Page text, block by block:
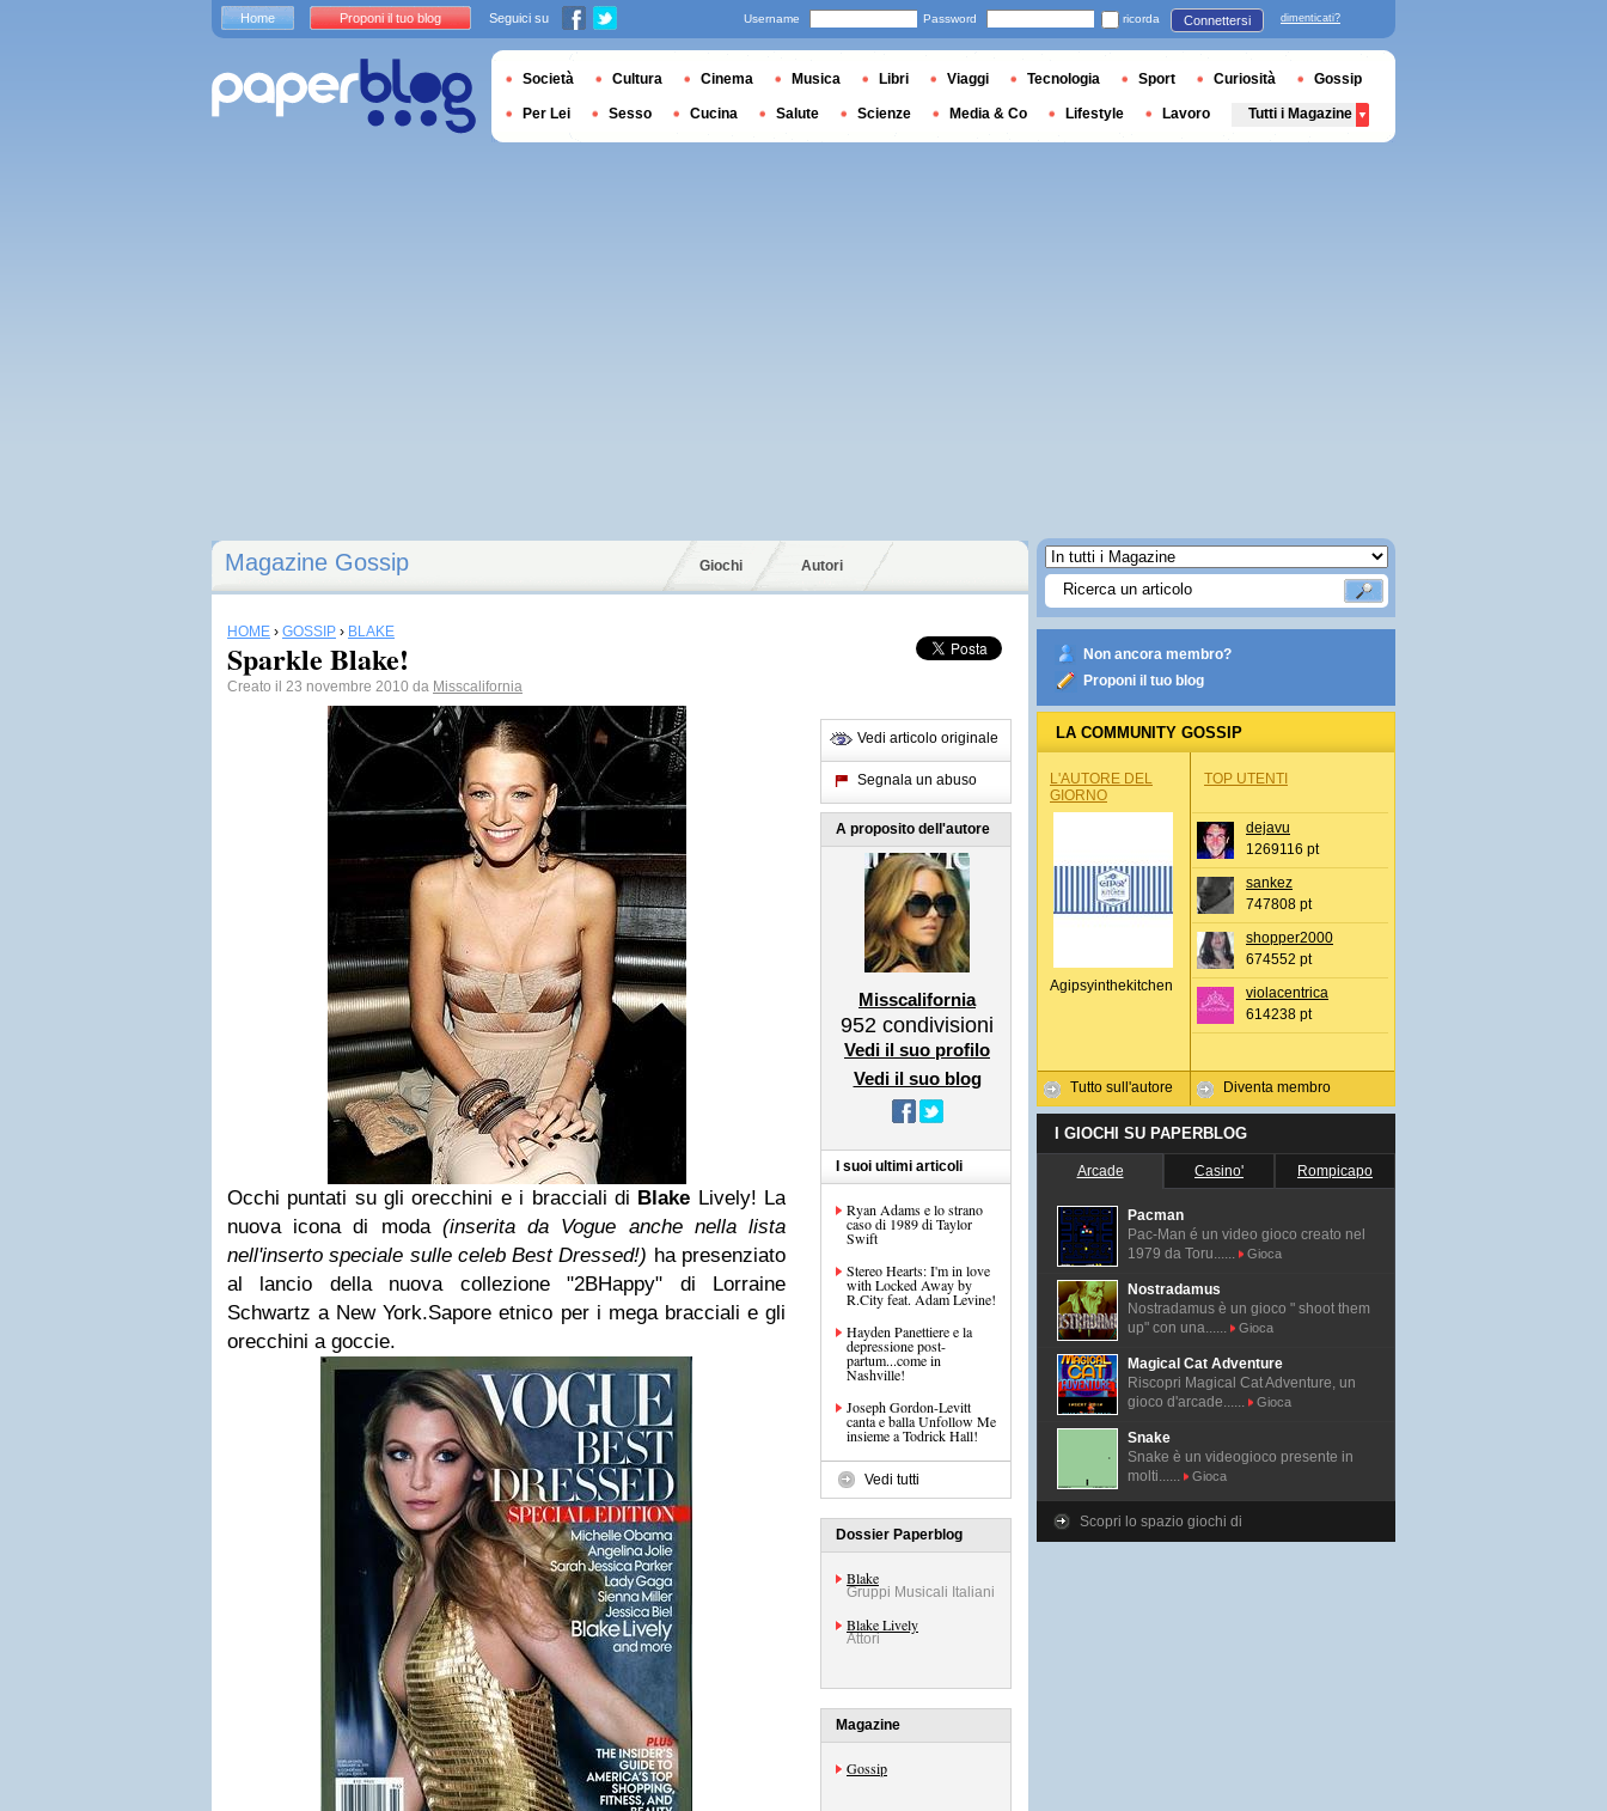
Magazine Gossip Giochi Autori
HOME › GOSSIP › BLAKE
Sparkle Blake!
Creato il 23 novembre 2010 da Misscalifornia
Occhi puntati su gli orecchini e i bracciali di Blake Lively! La
nuova icona di moda (inserita da Vogue anche nella lista
nell'inserto speciale sulle celebBest Dressed!) ha presenziato
al lancio della nuova collezione "2BHappy" di Lorraine
Schwartz a New York.Sapore etnico per i mega bracciali e gli
orecchini a goccie.
Vedi articolo originale
Segnala un abuso
A proposito dell'autore
Misscalifornia
952 condivisioni
Vedi il suo profilo
Vedi il suo blog
I suoi ultimi articoli
Ryan Adams e lo strano
caso di 1989 di Taylor
Swift
Stereo Hearts: I'm in love
with Locked Away by
R.City feat. Adam Levine!
Hayden Panettiere e la
depressione post-
partum...come in
Nashville!
Joseph Gordon-Levitt
canta e balla Unfollow Me
insieme a Todrick Hall!
Vedi tutti
Dossier Paperblog
Blake
Gruppi Musicali Italiani
Blake Lively
Attori
Magazine
Gossip
Non ancora membro?
Proponi il tuo blog
LA COMMUNITY GOSSIP
L'AUTORE DEL
GIORNO
Agipsyinthekitchen
Tutto sull'autore
TOP UTENTI
dejavu
1269116 pt
sankez
747808 pt
shopper2000
674552 pt
violacentrica
614238 pt
Diventa membro
I GIOCHI SU PAPERBLOG
Arcade Casino' Rompicapo
Pacman
Pac-Man é un video gioco creato nel
1979 da Toru......
Gioca
Nostradamus
Nostradamus è un gioco " shoot them
up" con una......
Gioca
Magical Cat Adventure
Riscopri Magical Cat Adventure, un
gioco d'arcade......
Gioca
Snake
Snake è un videogioco presente in
molti......
Gioca
Scopri lo spazio giochi di
Home Proponi il tuo blog Seguici su Username Password ricorda Connettersi dimenticati?
Società Cultura Cinema Musica Libri Viaggi Tecnologia Sport Curiosità Gossip
Per Lei Sesso Cucina Salute Scienze Media & Co Lifestyle Lavoro Tutti i Magazine